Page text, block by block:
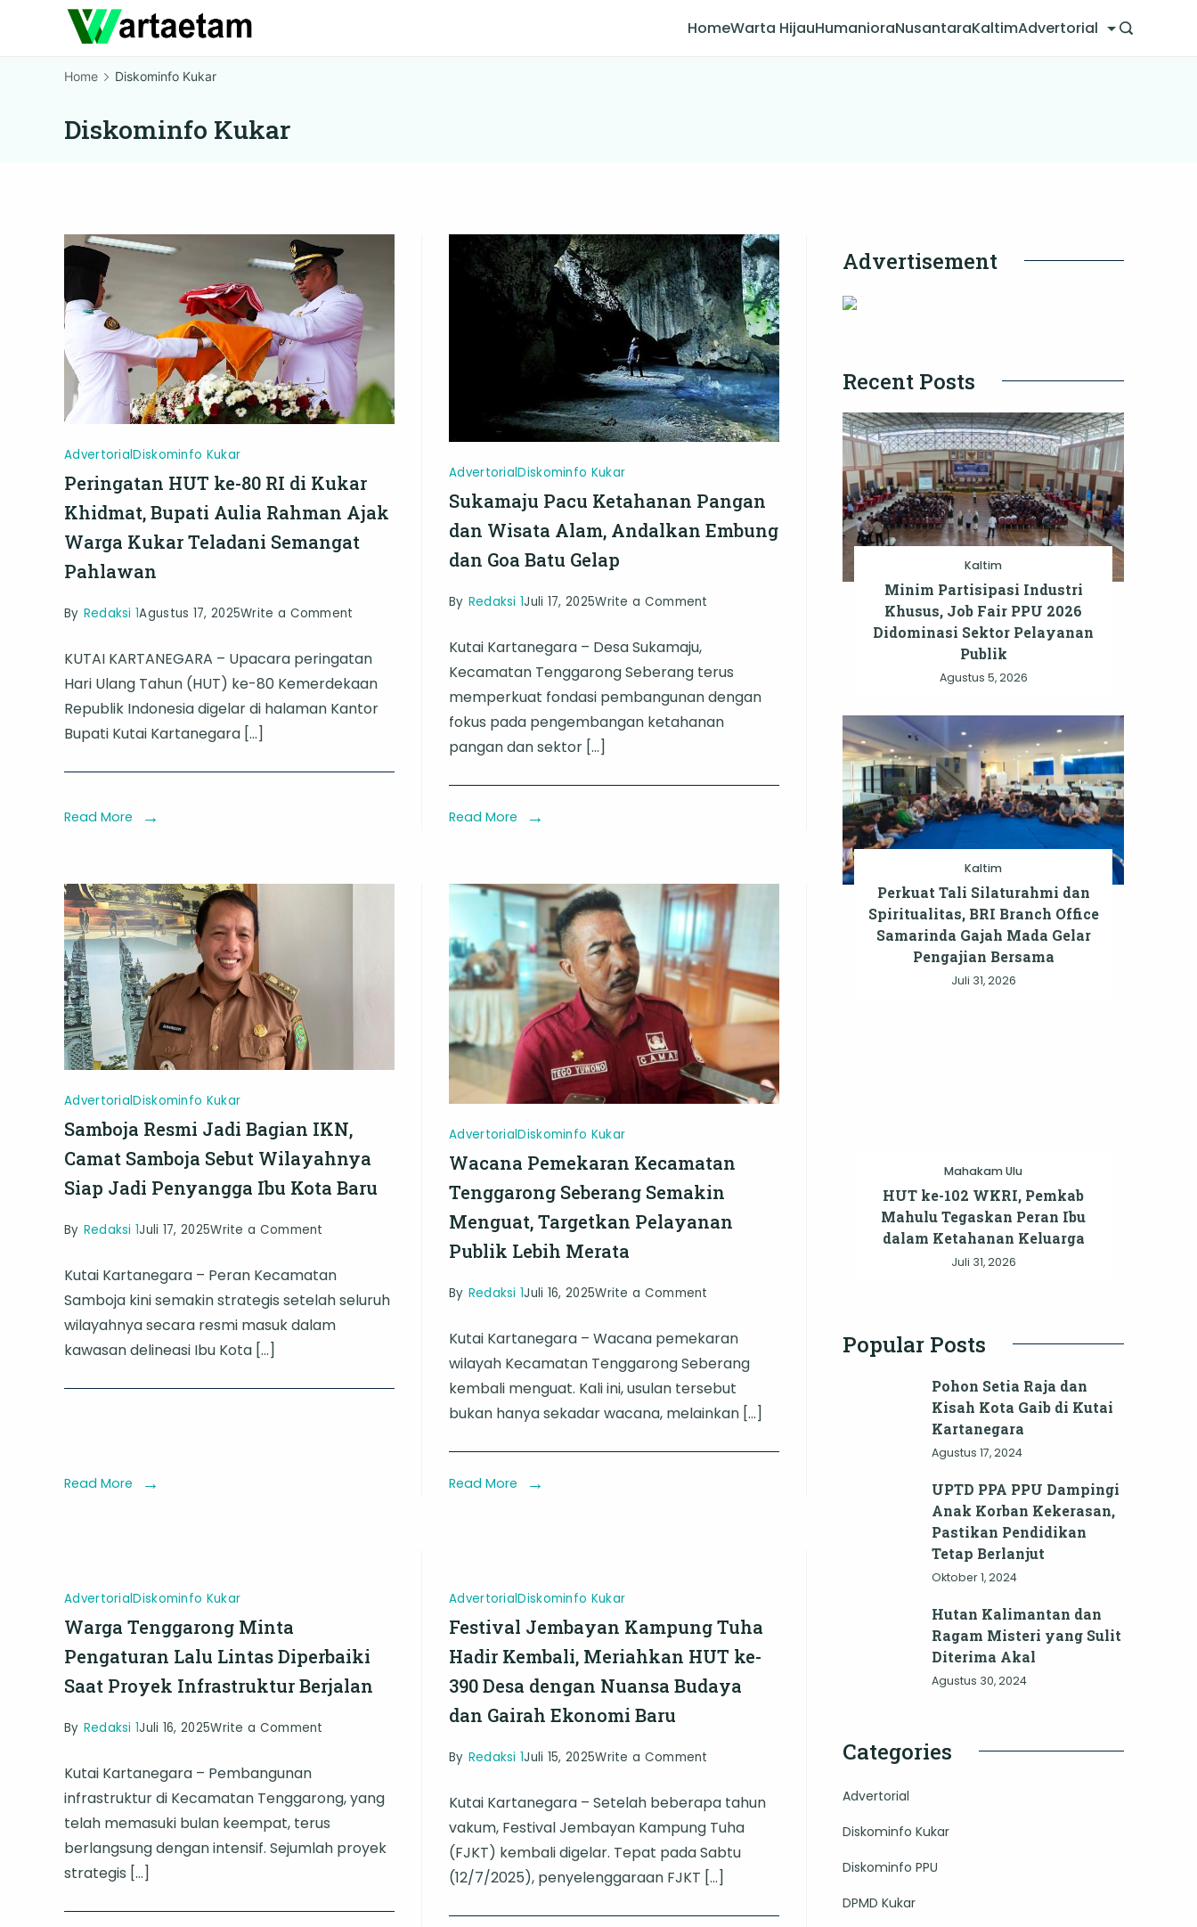
HomeWarta HijauHumanioraNusantaraKaltimAdvertorial
Home Diskominfo Kukar
Diskominfo Kukar
AdvertorialDiskominfo Kukar
Peringatan HUT ke-80 RI di Kukar
Khidmat, Bupati Aulia Rahman Ajak
Warga Kukar Teladani Semangat
Pahlawan
By Redaksi 1Agustus 17, 2025Write a Comment
HUT
ke-
80
di
Aulia
Pahlawan
KUTAI KARTANEGARA – Upacara peringatan
Hari Ulang Tahun (HUT) ke-80 Kemerdekaan
Republik Indonesia digelar di halaman Kantor
Bupati Kutai Kartanegara […]
Read More
AdvertorialDiskominfo Kukar
Sukamaju Pacu Ketahanan Pangan
dan Wisata Alam, Andalkan Embung
dan Goa Batu Gelap
By Redaksi 1Juli 17, 2025Write a Comment
Ketahanan
Pangan
Alam,
Goa
Batu
Gelap
Kutai Kartanegara – Desa Sukamaju,
Kecamatan Tenggarong Seberang terus
memperkuat fondasi pembangunan dengan
fokus pada pengembangan ketahanan
pangan dan sektor […]
Read More
AdvertorialDiskominfo Kukar
Samboja Resmi Jadi Bagian IKN,
Camat Samboja Sebut Wilayahnya
Siap Jadi Penyangga Ibu Kota Baru
By Redaksi 1Juli 17, 2025Write a Comment
Resmi
Jadi
Bagian
Camat
Kutai Kartanegara – Peran Kecamatan
Samboja kini semakin strategis setelah seluruh
wilayahnya secara resmi masuk dalam
kawasan delineasi Ibu Kota […]
Read More
AdvertorialDiskominfo Kukar
Wacana Pemekaran Kecamatan
Tenggarong Seberang Semakin
Menguat, Targetkan Pelayanan
Publik Lebih Merata
By Redaksi 1Juli 16, 2025Write a Comment
Pemekaran
Kecamatan
Seberang
Semakin
Kutai Kartanegara – Wacana pemekaran
wilayah Kecamatan Tenggarong Seberang
kembali menguat. Kali ini, usulan tersebut
bukan hanya sekadar wacana, melainkan […]
Read More
AdvertorialDiskominfo Kukar
Warga Tenggarong Minta
Pengaturan Lalu Lintas Diperbaiki
Saat Proyek Infrastruktur Berjalan
By Redaksi 1Juli 16, 2025Write a Comment
Minta
Lalu
Diperbaiki
Kutai Kartanegara – Pembangunan
infrastruktur di Kecamatan Tenggarong, yang
telah memasuki bulan keempat, terus
berlangsung dengan intensif. Sejumlah proyek
strategis […]
AdvertorialDiskominfo Kukar
Festival Jembayan Kampung Tuha
Hadir Kembali, Meriahkan HUT ke-
390 Desa dengan Nuansa Budaya
dan Gairah Ekonomi Baru
By Redaksi 1Juli 15, 2025Write a Comment
Jembayan
Kampung
Hadir
Kembali,
Kutai Kartanegara – Setelah beberapa tahun
vakum, Festival Jembayan Kampung Tuha
(FJKT) kembali digelar. Tepat pada Sabtu
(12/7/2025), penyelenggaraan FJKT […]
Advertisement
Recent Posts
Kaltim
Minim Partisipasi Industri
Khusus, Job Fair PPU 2026
Didominasi Sektor Pelayanan
Publik
Agustus 5, 2026
Kaltim
Perkuat Tali Silaturahmi dan
Spiritualitas, BRI Branch Office
Samarinda Gajah Mada Gelar
Pengajian Bersama
Juli 31, 2026
Mahakam Ulu
HUT ke-102 WKRI, Pemkab
Mahulu Tegaskan Peran Ibu
dalam Ketahanan Keluarga
Juli 31, 2026
Popular Posts
Pohon Setia Raja dan
Kisah Kota Gaib di Kutai
Kartanegara
Agustus 17, 2024
UPTD PPA PPU Dampingi
Anak Korban Kekerasan,
Pastikan Pendidikan
Tetap Berlanjut
Oktober 1, 2024
Hutan Kalimantan dan
Ragam Misteri yang Sulit
Diterima Akal
Agustus 30, 2024
Categories
Advertorial
Diskominfo Kukar
Diskominfo PPU
DPMD Kukar